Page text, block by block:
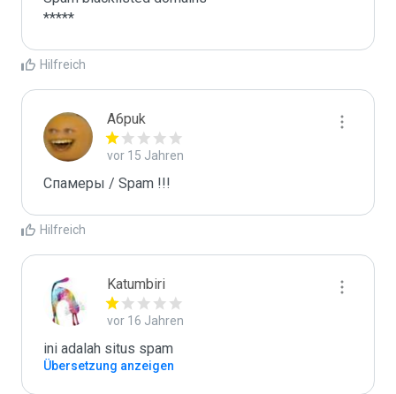
*****
Hilfreich
A6puk
vor 15 Jahren
Спамеры / Spam !!!
Hilfreich
Katumbiri
vor 16 Jahren
ini adalah situs spam
Übersetzung anzeigen